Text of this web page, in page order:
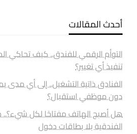
أحدث المقالات
التوأم الرقمي للفندق.. كيف تحاكي
تنفيذ أي تغيير؟
الفنادق ذاتية التشغيل.. إلى أي
دون موظفي استقبال؟
هل أصبح الهاتف مفتاحًا لكل شيء؟..
الفندقية بلا بطاقات دخول